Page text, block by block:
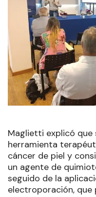
Maglietti explicó que
herramienta
cáncer de piel y
un agente de
seguido de la
electroporación,